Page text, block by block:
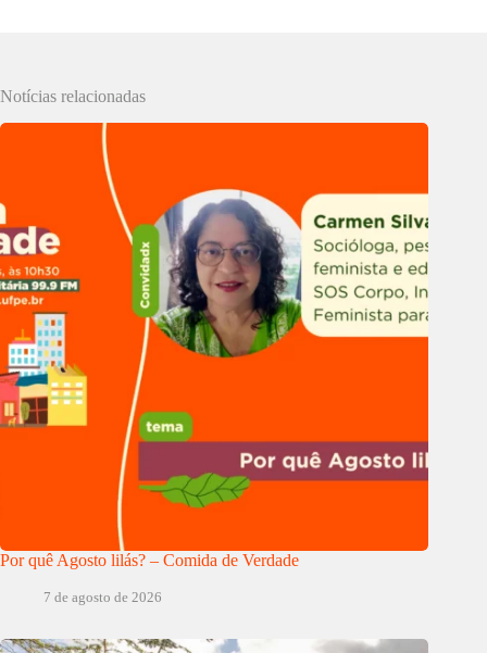
Notícias relacionadas
Por quê Agosto lilás? – Comida de Verdade
7 de agosto de 2026